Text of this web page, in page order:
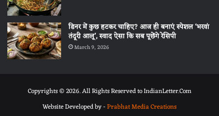
डिनर में कुछ हटकर चाहिए? आज ही बनाएं स्पेशल ‘भरवां
तंदूरी आलू’, स्वाद ऐसा कि सब पूछेंगे रेसिपी
March 9, 2026
Copyrights © 2026. All Rights Reserved to IndianLetter.Com
Website Developed by -Prabhat Media Creations